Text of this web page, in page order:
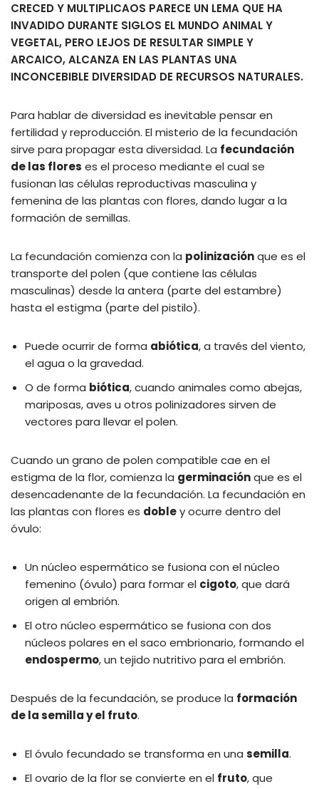
CRECED Y MULTIPLICAOS PARECE UN LEMA QUE HA
INVADIDO DURANTE SIGLOS EL MUNDO ANIMAL Y
VEGETAL, PERO LEJOS DE RESULTAR SIMPLE Y
ARCAICO, ALCANZA EN LAS PLANTAS UNA
INCONCEBIBLE DIVERSIDAD DE RECURSOS NATURALES.
Para hablar de diversidad es inevitable pensar en
fertilidad y reproducción. El misterio de la fecundación
sirve para propagar esta diversidad. La fecundación
de las flores es el proceso mediante el cual se
fusionan las células reproductivas masculina y
femenina de las plantas con flores, dando lugar a la
formación de semillas.
La fecundación comienza con la polinizaciónque es el
transporte del polen (que contiene las células
masculinas) desde la antera (parte del estambre)
hasta el estigma (parte del pistilo).
Puede ocurrir de forma abiótica, a través del viento,
el agua o la gravedad.
O de forma biótica, cuando animales como abejas,
mariposas, aves u otros polinizadores sirven de
vectores para llevar el polen.
Cuando un grano de polen compatible cae en el
estigma de la flor, comienza la germinaciónque es el
desencadenante de la fecundación. La fecundación en
las plantas con flores es dobley ocurre dentro del
óvulo:
Un núcleo espermático se fusiona con el núcleo
femenino (óvulo) para formar el cigoto, que dará
origen al embrión.
El otro núcleo espermático se fusiona con dos
núcleos polares en el saco embrionario, formando el
endospermo, un tejido nutritivo para el embrión.
Después de la fecundación, se produce la formación
de la semilla y el fruto.
El óvulo fecundado se transforma en una semilla.
El ovario de la flor se convierte en el fruto, que